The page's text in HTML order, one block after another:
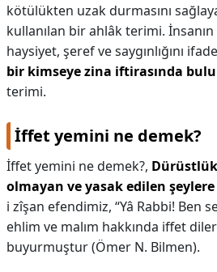
kötülükten uzak durmasını
kullanılan bir ahlâk terimi.
haysiyet, şeref ve saygınlığını
bir kimseye zina iftirasında
terimi.
İffet yemini ne demek?
İffet yemini ne demek?,
olmayan ve yasak edilen
i zîşan efendimiz, “Yâ Rabbi! Ben
ehlim ve malım hakkında iffet
buyurmuştur (Ömer N. Bilmen).